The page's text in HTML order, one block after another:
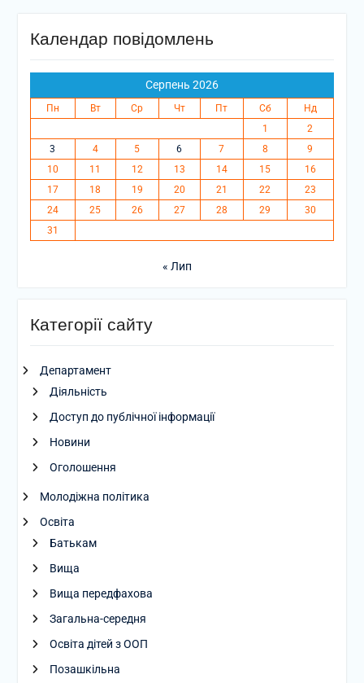
Календар повідомлень
Серпень 2026
Пн Вт Ср Чт Пт Сб
Нд
1
2
3
4 5 6 7 8
9
10
11 12 13 14 15
16
17
18 19 20 21 22
23
24
25 26 27 28 29
30
31
« Лип
Категорії сайту
Департамент
Діяльність
Доступ до публічної інформації
Новини
Оголошення
Молодіжна політика
Освіта
Батькам
Вища
Вища передфахова
Загальна-середня
Освіта дітей з ООП
Позашкільна